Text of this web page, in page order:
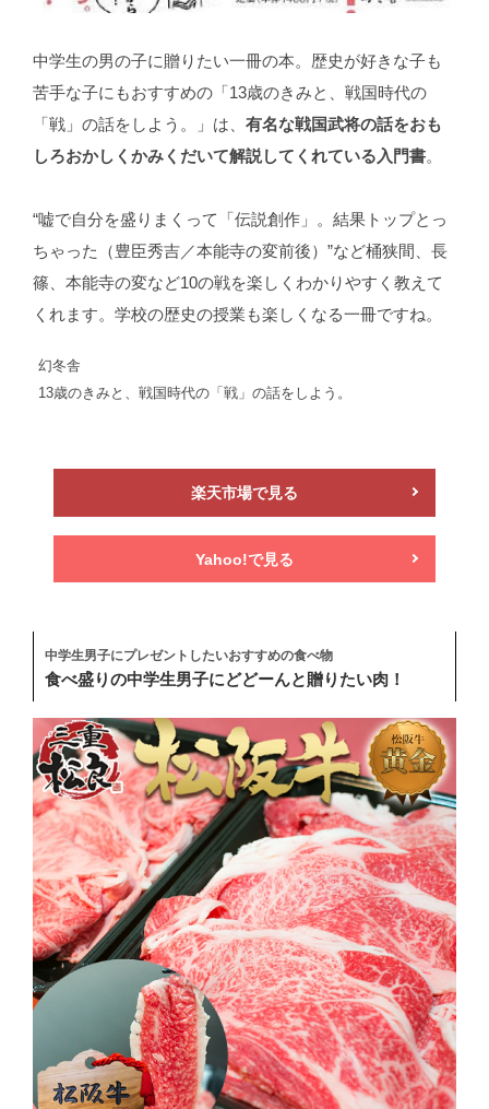
中学生の男の子に贈りたい一冊の本。歴史が好きな子も
苦手な子にもおすすめの「13歳のきみと、戦国時代の
「戦」の話をしよう。」は、 有名な戦国武将の話をおも
しろおかしくかみくだいて解説してくれている入門書。
“嘘で自分を盛りまくって「伝説創作」。結果トップとっ
ちゃった（豊臣秀吉／本能寺の変前後）”など桶狭間、長
篠、本能寺の変など10の戦を楽しくわかりやすく教えて
くれます。学校の歴史の授業も楽しくなる一冊ですね。
幻冬舎
13歳のきみと、戦国時代の「戦」の話をしよう。
楽天市場で見る
Yahoo!で見る
中学生男子にプレゼントしたいおすすめの食べ物
食べ盛りの中学生男子にどどーんと贈りたい肉！